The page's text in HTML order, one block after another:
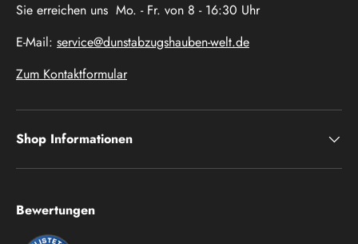
Sie erreichen uns Mo. - Fr. von 8 - 16:30 Uhr
E-Mail: service@dunstabzugshauben-welt.de
Zum Kontaktformular
Shop Informationen
Bewertungen